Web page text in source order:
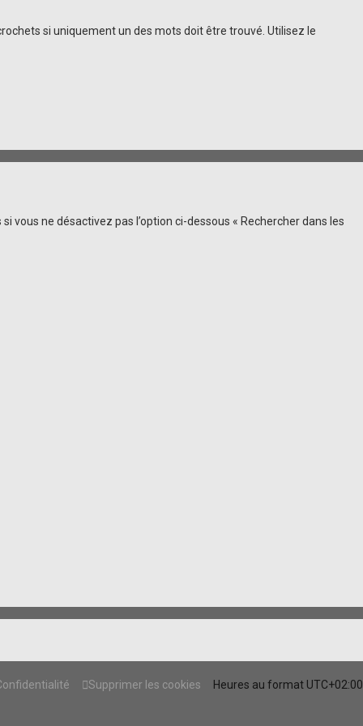
si uniquement un des mots doit être trouvé. Utilisez le
ne désactivez pas l’option ci-dessous « Rechercher dans les
Heures au format UTC+02:00
Supprimer les cookies